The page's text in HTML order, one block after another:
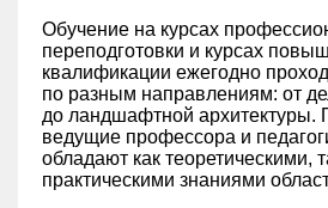
Обучение на курсах
переподготовки и курсах
квалификации ежегодно
по разным направлениям: от
до ландшафтной
ведущие профессора и
обладают как теоретическими,
практическими знаниями